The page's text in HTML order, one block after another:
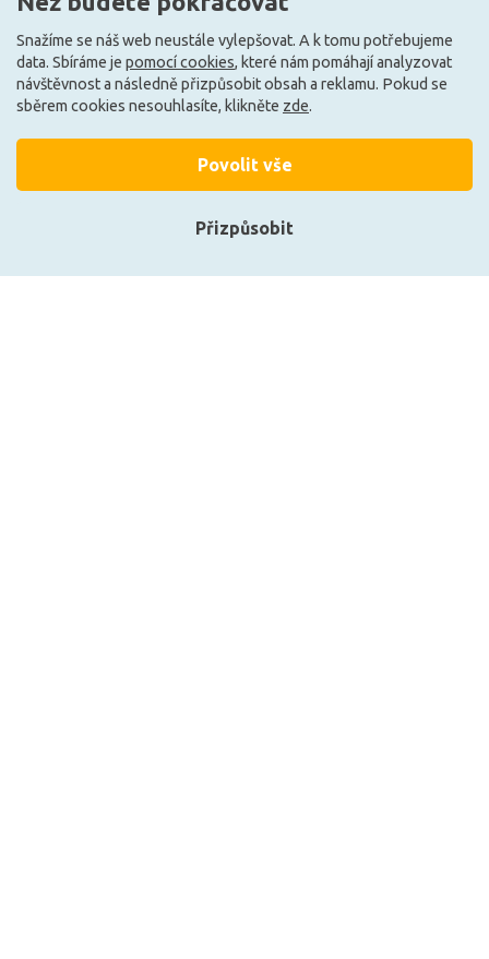
Může být u Vás 7. 9. Může být u Vás 7. 9.
Načíst další
Ze stejné kolekce
Snažíme se náš web neustále vylepšovat. A k tomu potřebujeme
data. Sbíráme je pomocí cookies, které nám pomáhají analyzovat
návštěvnost a následně přizpůsobit obsah a reklamu. Pokud se
sběrem cookies nesouhlasíte, klikněte zde.
Přizpůsobit
Povolit vše